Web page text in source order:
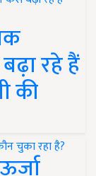
रहे हैं
की